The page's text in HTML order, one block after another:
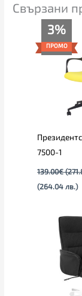
Свързани
3%
ПРОМО
7500-1
139.00€
(264.04 лв.)
е: